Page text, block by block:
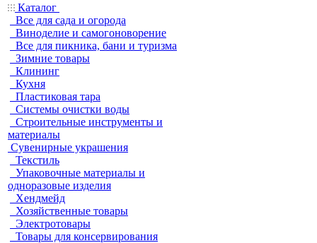
Каталог
Все для сада и огорода
Виноделие и самогоноворение
Все для пикника, бани и туризма
Зимние товары
Клининг
Кухня
Пластиковая тара
Системы очистки воды
Строительные инструменты и
материалы
Сувенирные украшения
Текстиль
Упаковочные материалы и
одноразовые изделия
Хендмейд
Хозяйственные товары
Электротовары
Товары для консервирования